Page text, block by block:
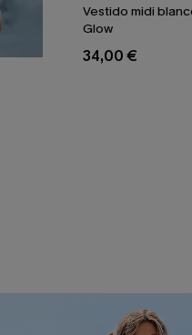
Vestido midi
Glow
34,00 €